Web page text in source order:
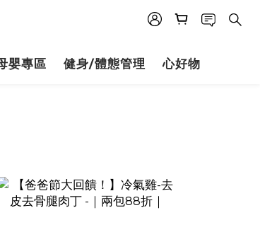
嬰專區 健身/體態管理 心好物